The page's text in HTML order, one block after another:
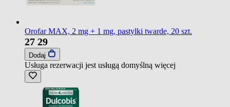
Orofar MAX, 2 mg + 1 mg, pastylki twarde, 20 szt.
27 29
Dodaj
Usługa rezerwacji jest usługą domyślną więcej